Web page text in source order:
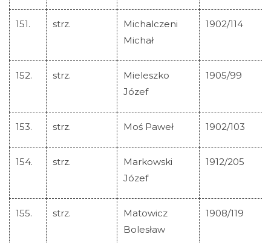
151. strz.
Michalczeni
Michał
1902/114
152. strz.
Mieleszko
Józef
1905/99
153. strz. Moś Paweł 1902/103
154. strz.
Markowski
Józef
1912/205
155. strz.
Matowicz
Bolesław
1908/119